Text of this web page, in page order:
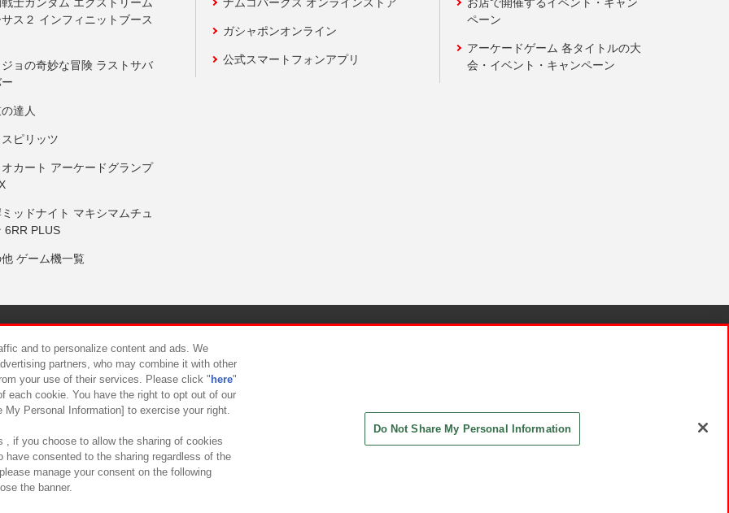
ス２ インフィニットブース
ョの奇妙な冒険 ラストサバ
達人
ピリッツ
カート アーケードグランプ
ッドナイト マキシマムチュ
6RR PLUS
ゲーム機一覧
ガシャポンオンライン
公式スマートフォンアプリ
ペーン
アーケードゲーム 各タイトルの大
会・イベント・キャンペーン
について カスタマーハラスメント対応方針
and to personalize content and ads. We
partners, who may combine it with other
your use of their services. Please click " here"
each cookie. You have the right to opt out of our
Personal Information] to exercise your right.
, if you choose to allow the sharing of cookies
have consented to the sharing regardless of the
manage your consent on the following
the banner.
Do Not Share My Personal Information